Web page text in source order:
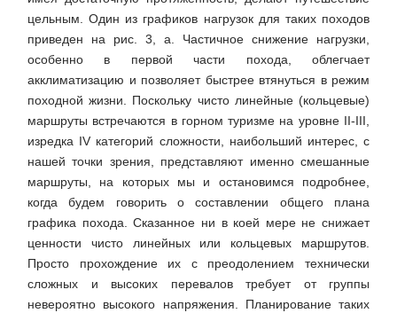
цельным. Один из графиков нагрузок для таких походов
приведен на рис. 3, а. Частичное снижение нагрузки,
особенно в первой части похода, облегчает
акклиматизацию и позволяет быстрее втянуться в режим
походной жизни. Поскольку чисто линейные (кольцевые)
маршруты встречаются в горном туризме на уровне II-III,
изредка IV категорий сложности, наибольший интерес, с
нашей точки зрения, представляют именно смешанные
маршруты, на которых мы и остановимся подробнее,
когда будем говорить о составлении общего плана
графика похода. Сказанное ни в коей мере не снижает
ценности чисто линейных или кольцевых маршрутов.
Просто прохождение их с преодолением технически
сложных и высоких перевалов требует от группы
невероятно высокого напряжения. Планирование таких